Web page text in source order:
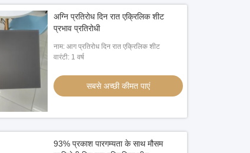
अग्नि प्रतिरोध दिन रात एक्रिलिक शीट
प्रभाव प्रतिरोधी
नाम: आग प्रतिरोध दिन रात एक्रिलिक शीट
वारंटी: 1 वर्ष
सबसे अच्छी कीमत पाएं
93% प्रकाश पारगम्यता के साथ मौसम